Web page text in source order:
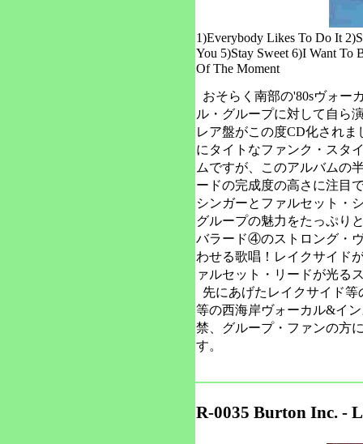
1)Everybody Likes To Do It
You 5)Stay Sweet 6)I Want To
Of The Moment
おそらく南部の'80sヴォー
ル・グループに対して自ら
レア盤がこの度CD化されま
にタイトなファンク・スタ
ムですが、このアルバムの
ードの完成度の高さに注目
シンガーとファルセット・
グループの魅力をたっぷり
バラード④のストロング・
わせる歌唱！レイクサイド
ァルセット・リードが光る
先にあげたレイクサイド
等の西海岸ヴォーカル&イ
禁、グループ・ファンの方
す。
R-0035 Burton Inc. -